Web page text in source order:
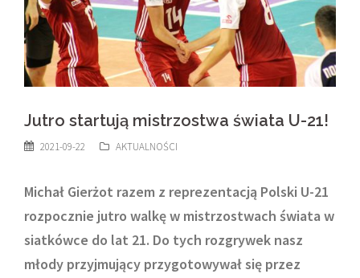
Jutro startują mistrzostwa świata U-21!
2021-09-22 AKTUALNOŚCI
Michał Gierżot razem z reprezentacją Polski U-21
rozpocznie jutro walkę w mistrzostwach świata w
siatkówce do lat 21. Do tych rozgrywek nasz
młody przyjmujący przygotowywał się przez